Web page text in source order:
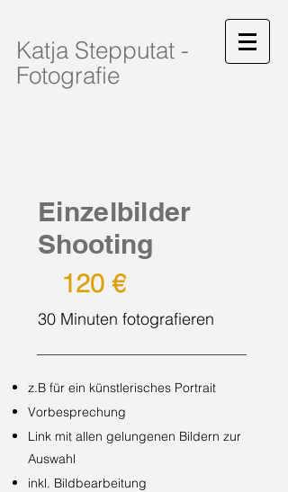
Katja Stepputat -
Fotografie
Einzelbilder
Shooting
120 €
30 Minuten fotografieren
z.B für ein künstlerisches Portrait
Vorbesprechung
Link mit allen gelungenen Bildern zur
Auswahl
inkl. Bildbearbeitung